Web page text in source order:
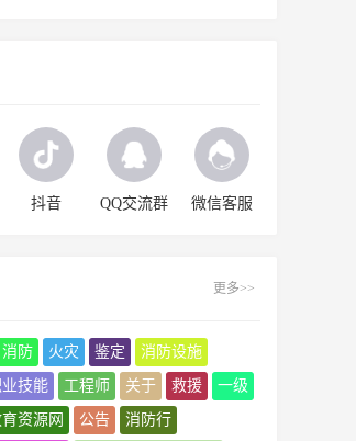
抖音 QQ交流群 微信客服
更多>>
消防 火灾 鉴定 消防设施
业技能 工程师 关于 救援 一级
资源网 公告 消防行